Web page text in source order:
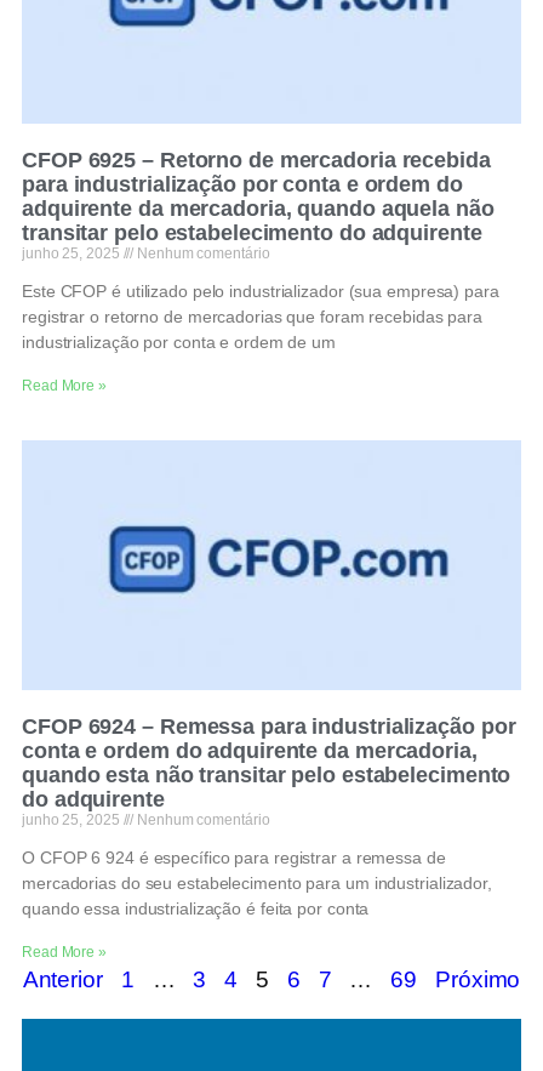
CFOP 6925 – Retorno de mercadoria recebida
para industrialização por conta e ordem do
adquirente da mercadoria, quando aquela não
transitar pelo estabelecimento do adquirente
junho 25, 2025 Nenhum comentário
Este CFOP é utilizado pelo industrializador (sua empresa) para
registrar o retorno de mercadorias que foram recebidas para
industrialização por conta e ordem de um
Read More »
CFOP 6924 – Remessa para industrialização por
conta e ordem do adquirente da mercadoria,
quando esta não transitar pelo estabelecimento
do adquirente
junho 25, 2025 Nenhum comentário
O CFOP 6 924 é específico para registrar a remessa de
mercadorias do seu estabelecimento para um industrializador,
quando essa industrialização é feita por conta
Read More »
Anterior 1 … 3 4 5 6 7 … 69 Próximo